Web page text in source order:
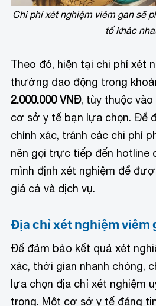
Chi phí xét nghiệm viêm gan sẽ
tố khác
Theo đó, hiện tại chi phí xét
thường dao động trong
2.000.000 VNĐ, tùy thuộc
cơ sở y tế bạn lựa chọn. Để
chính xác, tránh các chi phí
nên gọi trực tiếp đến hotline
mình định xét nghiệm để
giá cả và dịch vụ.
Địa chỉ xét nghiệm viêm
Để đảm bảo kết quả xét
xác, thời gian nhanh chóng,
lựa chọn địa chỉ xét nghiệm
trọng. Một cơ sở y tế đáng